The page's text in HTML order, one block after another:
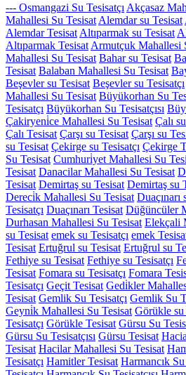
--- Osmangazi Su Tesisatçı Akçasaz
Mahallesi Su Tesisat Alemdar su Tesisat
Alemdar Tesisat Altıparmak su Tesisat
Altıparmak Tesisat Armutçuk Mahallesi
Mahallesi Su Tesisat Bahar su Tesisat
Tesisat Balaban Mahallesi Su Tesisat
Beşevler su Tesisat Beşevler su Tesisatçı
Mahallesi Su Tesisat Büyükorhan Su
Tesisatçı Büyükorhan Su Tesisatçısı
Çakiryeni̇ce Mahallesi Su Tesisat Çalı
Çalı Tesisat Çarşı su Tesisat Çarşı su
su Tesisat Çekirge su Tesisatçı Çekirge
Su Tesisat Cumhuri̇yet Mahallesi Su
Tesisat Danacilar Mahallesi Su Tesisat
Tesisat Demirtaş su Tesisat Demirtaş su
Dereci̇k Mahallesi Su Tesisat Duaçınarı
Tesisatçı Duaçınarı Tesisat Düğüncüler
Durhasan Mahallesi Su Tesisat Elekçali
su Tesisat emek su Tesisatçı emek
Tesisat Ertuğrul su Tesisat Ertuğrul su
Fethiye su Tesisat Fethiye su Tesisatçı
Tesisat Fomara su Tesisatçı Fomara
Tesisatçı Geçit Tesisat Gedi̇kler
Tesisat Gemlik Su Tesisatçı Gemlik Su
Geyni̇k Mahallesi Su Tesisat Görükle su
Tesisatçı Görükle Tesisat Gürsu Su
Gürsu Su Tesisatçısı Gürsu Tesisat
Tesisat Hacilar Mahallesi Su Tesisat
Tesisatçı Hamitler Tesisat Harmancık